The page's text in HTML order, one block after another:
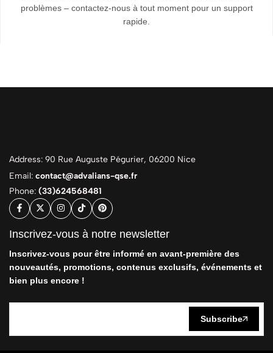
problèmes – contactez-nous à tout moment pour un support
rapide.
Address: 90 Rue Auguste Pégurier, 06200 Nice
Email: contact@advalians-qse.fr
Phone: (33)624568481
Inscrivez-vous à notre newsletter
Inscrivez-vous pour être informé en avant-première des
nouveautés, promotions, contenus exclusifs, événements et
bien plus encore !
Subscribe